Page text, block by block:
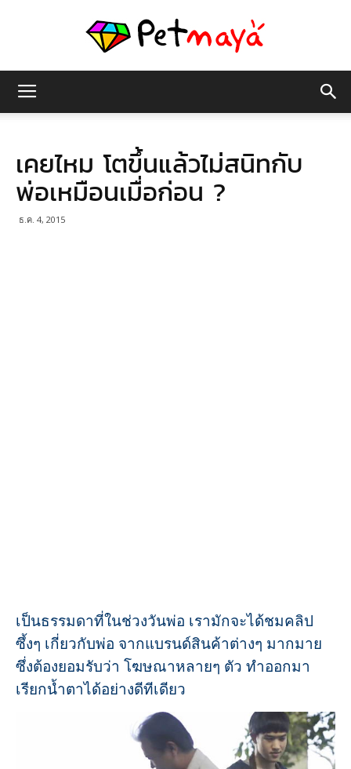
มายา
เคยไหม โตขึ้นแล้วไม่สนิทกับ
พ่อเหมือนเมื่อก่อน ?
ธ.ค. 4, 2015
เป็นธรรมดาที่ในช่วงวันพ่อ เรามักจะได้ชมคลิป
ซึ้งๆ เกี่ยวกับพ่อ จากแบรนด์สินค้าต่างๆ มากมาย
ซึ่งต้องยอมรับว่า โฆษณาหลายๆ ตัว ทำออกมา
เรียกน้ำตาได้อย่างดีทีเดียว